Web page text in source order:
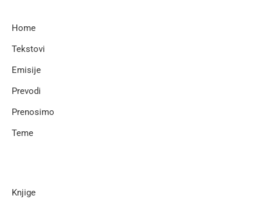
Home
Tekstovi
Emisije
Prevodi
Prenosimo
Teme
Knjige